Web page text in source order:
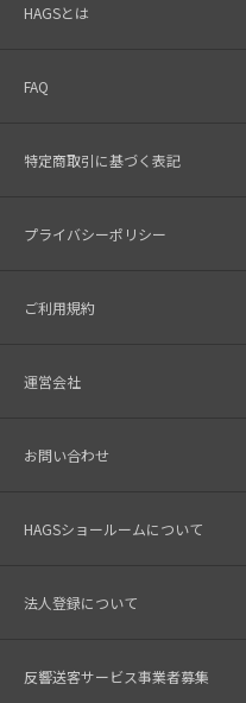
HAGSとは
FAQ
特定商取引に基づく表記
プライバシーポリシー
ご利用規約
運営会社
お問い合わせ
HAGSショールームについて
法人登録について
反響送客サービス事業者募集